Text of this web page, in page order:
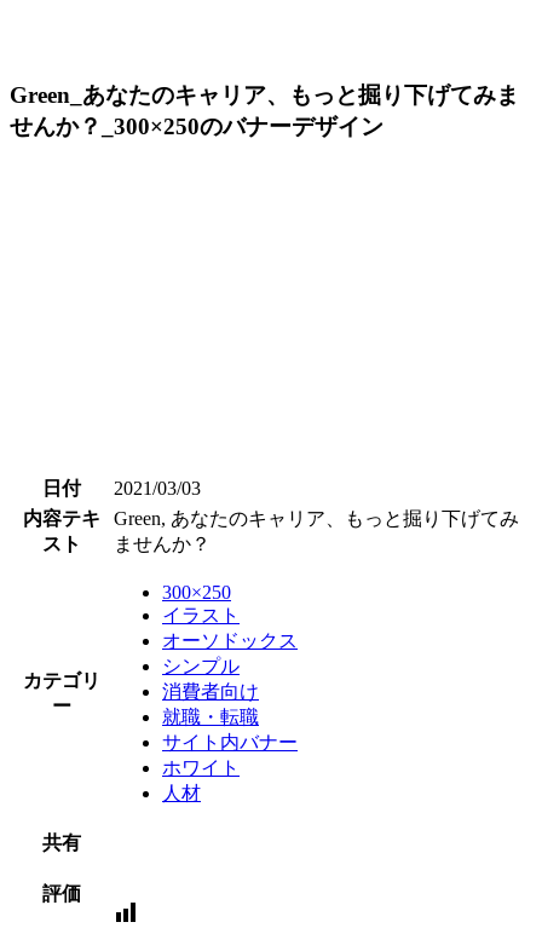
Green_あなたのキャリア、もっと掘り下げてみま
せんか？_300×250のバナーデザイン
日付
2021/03/03
内容テキ
スト
Green, あなたのキャリア、もっと掘り下げてみ
ませんか？
カテゴリ
ー
300×250
イラスト
オーソドックス
シンプル
消費者向け
就職・転職
サイト内バナー
ホワイト
人材
共有
評価